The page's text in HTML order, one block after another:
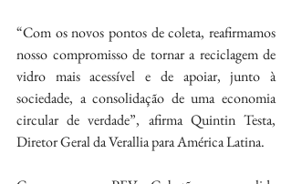
“Com os novos pontos de coleta, reafirmamos
nosso compromisso de tornar a reciclagem de
vidro mais acessível e de apoiar, junto à
sociedade, a consolidação de uma economia
circular de verdade”, afirma Quintin Testa,
Diretor Geral da Verallia para América Latina.